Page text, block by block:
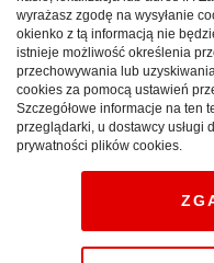
Reklama
wyrażasz zgodę na wysyłanie
okienko z tą informacją nie
istnieje możliwość określenia
przechowywania lub
cookies za pomocą ustawień
Szczegółowe informacje na ten
przeglądarki, u dostawcy usługi
prywatności plików cookies.